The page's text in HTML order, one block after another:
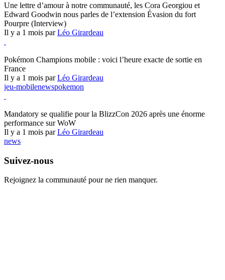
Une lettre d’amour à notre communauté, les Cora Georgiou et
Edward Goodwin nous parles de l’extension Évasion du fort
Pourpre (Interview)
Il y a 1 mois parLéo Girardeau
Pokémon Champions mobile : voici l’heure exacte de sortie en
France
Il y a 1 mois parLéo Girardeau
jeu-mobilenewspokemon
Mandatory se qualifie pour la BlizzCon 2026 après une énorme
performance sur WoW
Il y a 1 mois parLéo Girardeau
news
Suivez-nous
Rejoignez la communauté pour ne rien manquer.